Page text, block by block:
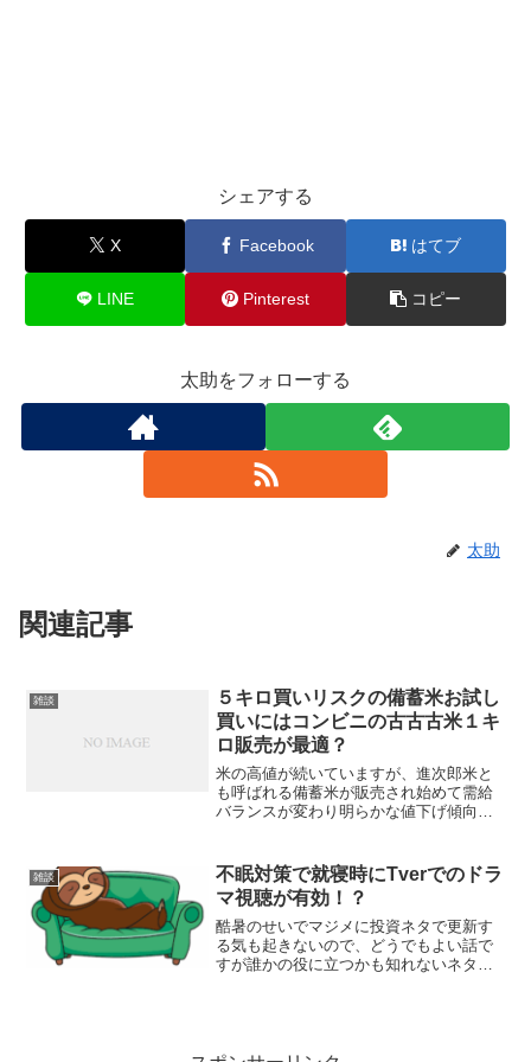
シェアする
X Facebook はてブ
LINE Pinterest コピー
太助をフォローする
太助
関連記事
雑談
５キロ買いリスクの備蓄米お試し
買いにはコンビニの古古古米１キ
ロ販売が最適？
米の高値が続いていますが、進次郎米と
も呼ばれる備蓄米が販売され始めて需給
バランスが変わり明らかな値下げ傾向に
あるのですが、正直言って備蓄米が自分
感覚で不味いなら高値の新...
雑談
不眠対策で就寝時にTverでのドラ
マ視聴が有効！？
酷暑のせいでマジメに投資ネタで更新す
る気も起きないので、どうでもよい話で
すが誰かの役に立つかも知れないネタ